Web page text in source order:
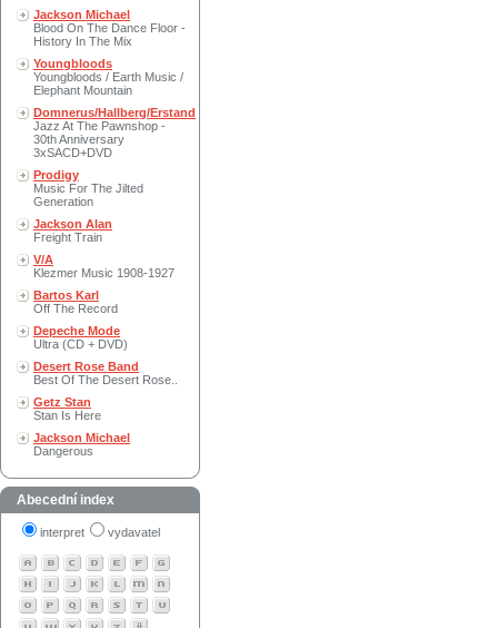
Jackson Michael
Blood On The Dance Floor -
History In The Mix
Youngbloods
Youngbloods / Earth Music /
Elephant Mountain
Domnerus/Hallberg/Erstand
Jazz At The Pawnshop -
30th Anniversary
3xSACD+DVD
Prodigy
Music For The Jilted
Generation
Jackson Alan
Freight Train
V/A
Klezmer Music 1908-1927
Bartos Karl
Off The Record
Depeche Mode
Ultra (CD + DVD)
Desert Rose Band
Best Of The Desert Rose..
Getz Stan
Stan Is Here
Jackson Michael
Dangerous
Abecední index
interpret vydavatel